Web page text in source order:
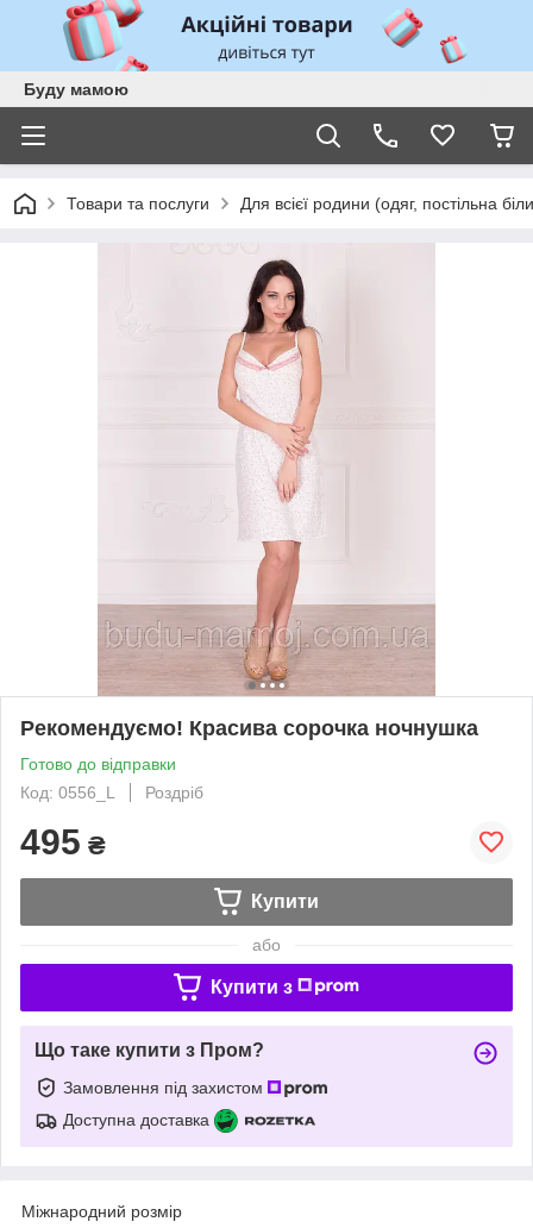
Буду мамою
Товари та послуги Для всієї родини (одяг, постільна
Рекомендуємо! Красива сорочка ночнушка
Готово до відправки
Код: 0556_L
Роздріб
495 ₴
Купити
або
Купити з
Що таке купити з Пром?
Замовлення під захистом
Доступна доставка
Міжнародний розмір